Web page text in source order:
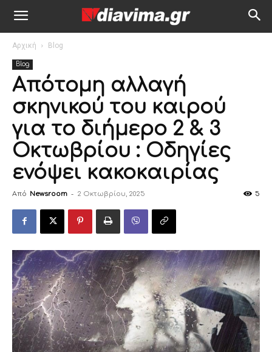
Αρχική Blog
Blog
Aπότομη αλλαγή
σκηνικού του καιρού
για το διήμερο 2 & 3
Οκτωβρίου : Οδηγίες
ενόψει κακοκαιρίας
Από Newsroom - 2 Οκτωβρίου, 2025 5